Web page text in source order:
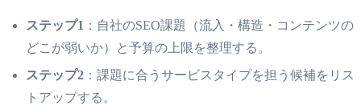
ステップ1 ：自社のSEO課題（流入・構造・コンテンツの
どこが弱いか）と予算の上限を整理する。
ステップ2 ：課題に合うサービスタイプを担う候補をリス
トアップする。